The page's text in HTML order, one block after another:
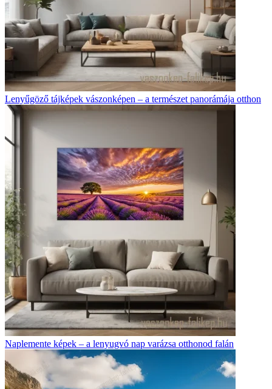
Lenyűgöző tájképek vászonképen – a természet panorámája otthon
Naplemente képek – a lenyugvó nap varázsa otthonod falán